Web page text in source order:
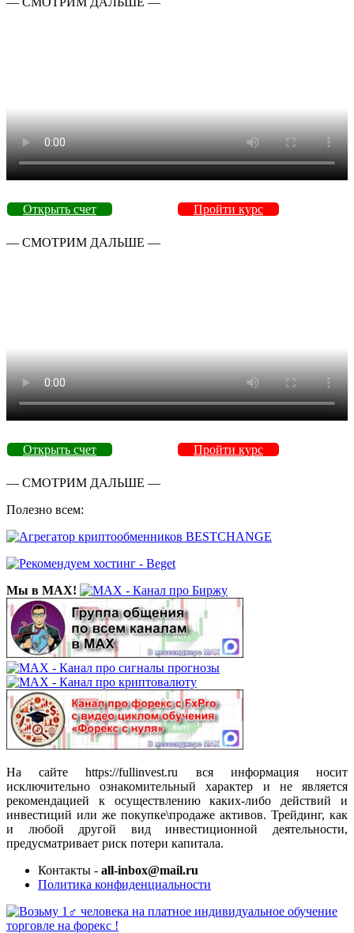
Открыть счет Пройти курс
— СМОТРИМ ДАЛЬШЕ —
Открыть счет Пройти курс
— СМОТРИМ ДАЛЬШЕ —
Полезно всем:
Мы в MAX!
На сайте https://fullinvest.ru вся информация носит
исключительно ознакомительный характер и не является
рекомендацией к осуществлению каких-либо действий и
инвестиций или же покупке\продаже активов. Трейдинг, как
и любой другой вид инвестиционной деятельности,
предусматривает риск потери капитала.
Контакты - all-inbox@mail.ru
Политика конфиденциальности